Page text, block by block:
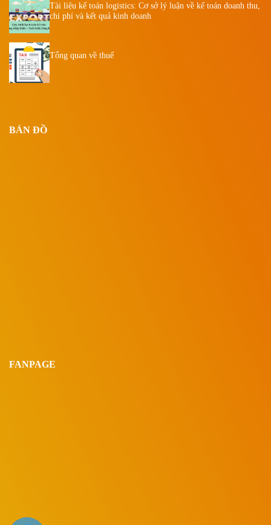
Tài liệu kế toán logistics: Cơ sở lý luận về kế toán doanh thu,
chi phí và kết quả kinh doanh
Tổng quan về thuế
BẢN ĐỒ
FANPAGE